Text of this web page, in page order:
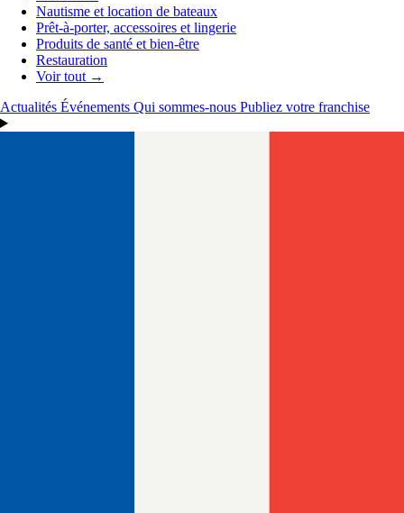
Nautisme et location de bateaux
Prêt-à-porter, accessoires et lingerie
Produits de santé et bien-être
Restauration
Voir tout →
Actualités Événements Qui sommes-nous Publiez votre franchise